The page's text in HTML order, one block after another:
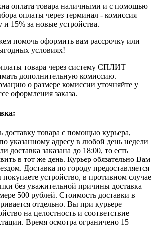
оплата товара наличными и с помощью
оплаты через терминал - комиссия
и 15% за новые устройства.
помочь оформить вам рассрочку или
условиях!
товара через систему СПЛИТ
дополнительную комиссию.
о размере комиссии уточняйте у
оформления заказа.
доставку товара с помощью курьера,
указанному адресу в любой день недели
доставка заказана до 18:00, то есть
в тот же день. Курьер обязательно Вам
Доставка по городу предоставляется
устройство, в противном случае
без уважительной причины доставка
500 рублей. Стоимость доставки в
отдельно. Вы при курьере
на целостность и соответствие
Время осмотра ограничено 15